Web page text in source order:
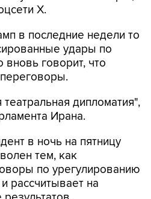
X.
в последние недели то
удары по
вновь говорит, что
дипломатия",
Ирана.
в ночь на пятницу
тем, как
по урегулированию
рассчитывает на